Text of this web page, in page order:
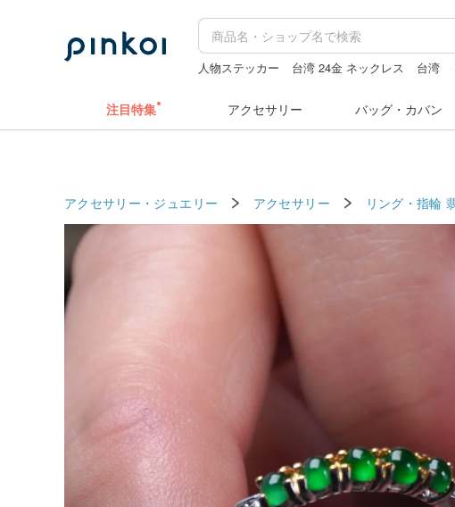
人物ステッカー 台湾 24金 ネックレス 台湾
注目特集 アクセサリー バッグ・カバン
アクセサリー・ジュエリー アクセサリー リング・指輪